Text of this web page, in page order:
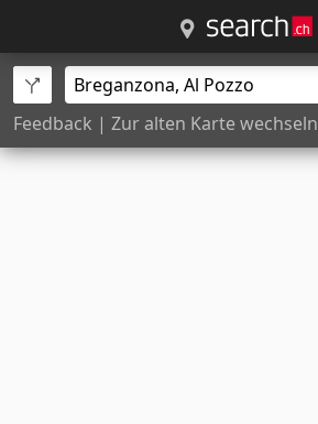
Feedback | Zur alten Karte wechseln